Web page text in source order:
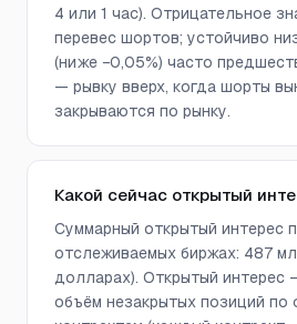
4 или 1 час). Отрицательное
перевес шортов; устойчиво
(ниже −0,05%) часто
— рывку вверх, когда шорты
закрываются по рынку.
Какой сейчас открытый
Суммарный открытый интерес
отслеживаемых биржах: 487
долларах). Открытый интерес
объём незакрытых позиций по